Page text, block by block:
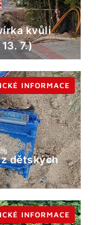
kvůli
7.)
dětských
INFORMACE
INFORMACE